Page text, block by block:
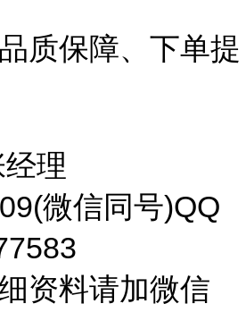
质保障、下单提
理
微信同号)QQ
资料请加微信